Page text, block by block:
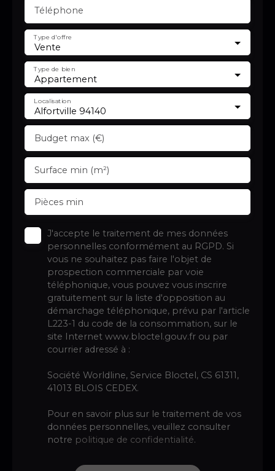
Téléphone
Vente
Type d'offre
Appartement
Type de bien
Alfortville 94140
Localisation
Budget max (€)
Surface min (m²)
Pièces min
J'accepte le traitement de mes données
personnelles conformément au RGPD. Si
vous ne souhaitez pas faire l'objet de
prospection commerciale par voie
téléphonique, vous pouvez vous inscrire
gratuitement sur la liste d'opposition au
démarchage téléphonique, prévu par l'article
L223-1 du code de la consommation, sur le
site Internet www.bloctel.gouv.fr ou par
courrier adressé à :
Société Worldline, Service Bloctel, CS 61311,
41013 BLOIS CEDEX.
Pour en savoir plus sur le traitement de vos
données personnelles, veuillez consulter
notre politique de confidentialité.